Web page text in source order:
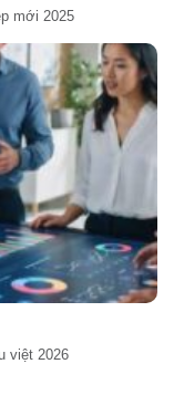
mới 2025
việt 2026